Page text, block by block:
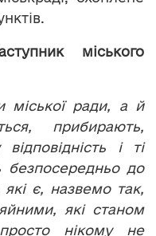
міського
міської ради, а й
прибирають,
і ті
безпосередньо до
які є, назвемо так,
які станом
нікому не